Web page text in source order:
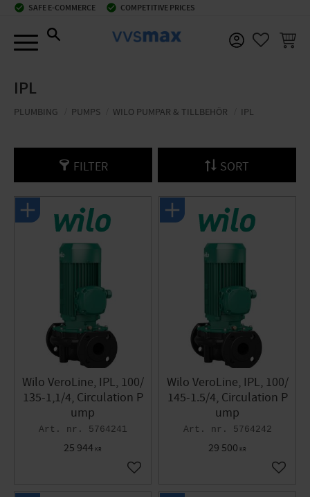
check_circle SAFE E-COMMERCE check_circle COMPETITIVE PRICES
BASKET
IPL
PLUMBING PUMPS WILO PUMPAR & TILLBEHÖR IPL
FILTER SORT
Wilo VeroLine, IPL, 100/
135-1,1/4, Circulation P
ump
5764241
25 944 KR
Add to favorites
Wilo VeroLine, IPL, 100/
145-1.5/4, Circulation P
ump
5764242
29 500 KR
Add